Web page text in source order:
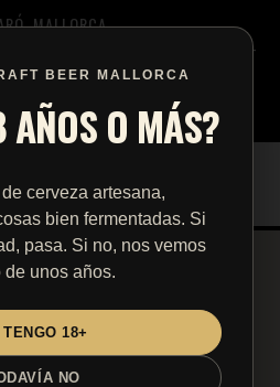
BEER MALLORCA
AÑOS O MÁS?
cerveza artesana,
bien fermentadas. Si
pasa. Si no, nos vemos
de unos años.
18+
NO
MALLORCA
· CERRADO: 15.08 SANROC ALARO –
· 22.08 EVENTO PRIVADO ·
WHATSAPP
EN ESDE